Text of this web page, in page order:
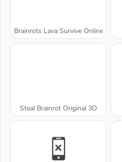
Brainrots Lava Survive Online
Steal Brainrot Original 3D